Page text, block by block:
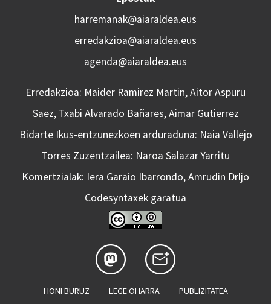
harremanak@aiaraldea.eus
erredakzioa@aiaraldea.eus
agenda@aiaraldea.eus
Erredakzioa: Maider Ramirez Martin, Aitor Aspuru
Saez, Txabi Alvarado Bañares, Aimar Gutierrez
Bidarte Ikus-entzunezkoen arduraduna: Naia Vallejo
Torres Zuzentzailea: Naroa Salazar Yarritu
Komertzialak: Iera Garaio Ibarrondo, Amrudin Drljo
Codesyntaxek garatua
HONI BURUZ LEGE OHARRA PUBLIZITATEA